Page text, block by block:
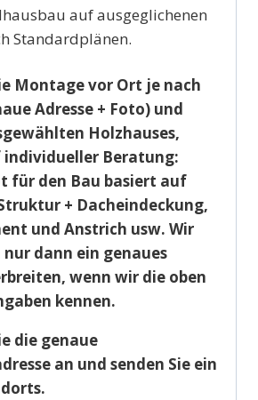
auf ausgeglichenen
Standardplänen.
Montage vor Ort je nach
Adresse + Foto) und
Holzhauses,
individueller Beratung:
für den Bau basiert auf
+ Dacheindeckung,
und Anstrich usw. Wir
dann ein genaues
wenn wir die oben
kennen.
die genaue
an und senden Sie ein